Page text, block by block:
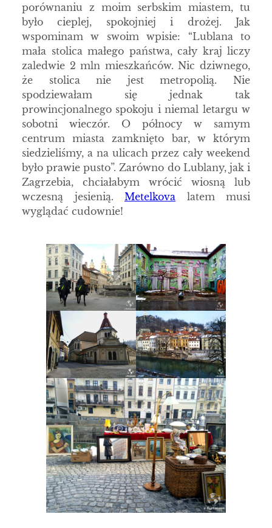
porównaniu z moim serbskim miastem, tu
było cieplej, spokojniej i drożej. Jak
wspominam w swoim wpisie: “Lublana to
mała stolica małego państwa, cały kraj liczy
zaledwie 2 mln mieszkańców. Nic dziwnego,
że stolica nie jest metropolią. Nie
spodziewałam się jednak tak
prowincjonalnego spokoju i niemal letargu w
sobotni wieczór. O północy w samym
centrum miasta zamknięto bar, w którym
siedzieliśmy, a na ulicach przez cały weekend
było prawie pusto”. Zarówno do Lublany, jak i
Zagrzebia, chciałabym wrócić wiosną lub
wczesną jesienią. Metelkova latem musi
wyglądać cudownie!